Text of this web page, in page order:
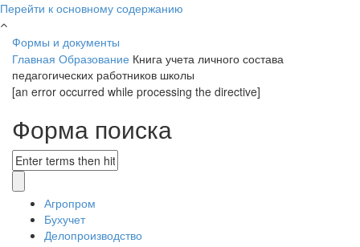
Перейти к основному содержанию
Формы и документы
Главная Образование Книга учета личного состава
педагогических работников школы
[an error occurred while processing the directive]
Форма поиска
Агропром
Бухучет
Делопроизводство